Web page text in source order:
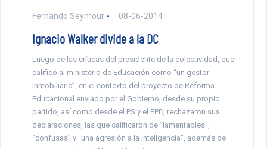
Fernando Seymour 08-06-2014
Ignacio Walker divide a la DC
Luego de las críticas del presidente de la colectividad, que
calificó al ministerio de Educación como “un gestor
inmobiliario”, en el contexto del proyecto de Reforma
Educacional enviado por el Gobierno, desde su propio
partido, así como desde el PS y el PPD, rechazaron sus
declaraciones, las que calificaron de “lamentables”,
“confusas” y “una agresión a la inteligencia”, además de